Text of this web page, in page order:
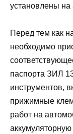
установлены на
Перед тем как
необходимо
паспорта ЗИЛ
инструментов,
прижимные
работ на